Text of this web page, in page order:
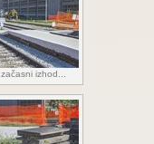
začasni izhod...